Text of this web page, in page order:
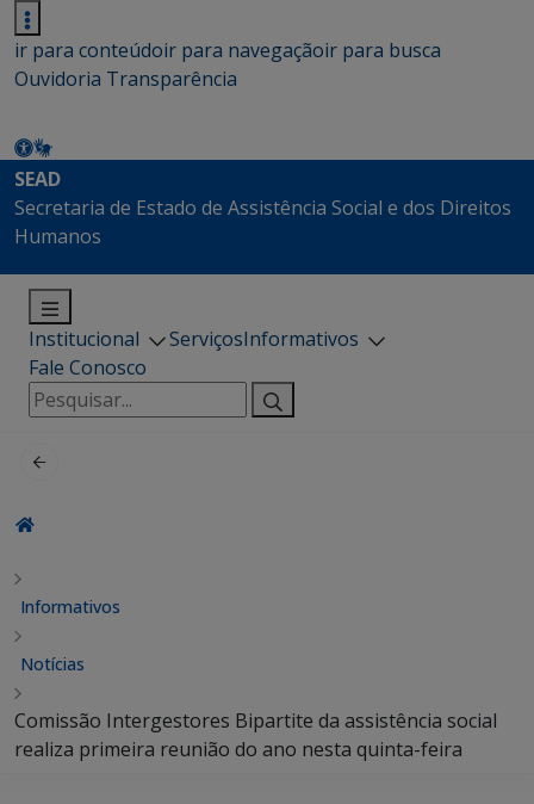
ir para conteúdoir para navegaçãoir para busca
Ouvidoria Transparência
SEAD
Secretaria de Estado de Assistência Social e dos Direitos
Humanos
Institucional ServiçosInformativos
Fale Conosco
Pesquisar
por:
Informativos
Notícias
Comissão Intergestores Bipartite da assistência social
realiza primeira reunião do ano nesta quinta-feira